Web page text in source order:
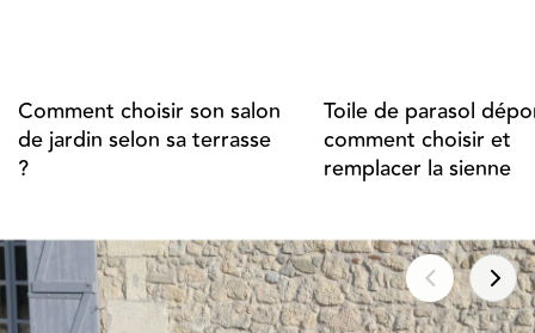
Comment choisir son salon
de jardin selon sa terrasse
?
Toile de parasol
comment choisir et
remplacer la sienne